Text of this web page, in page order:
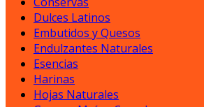
Dulces Latinos
Embutidos y Quesos
Endulzantes Naturales
Esencias
Harinas
Hojas Naturales